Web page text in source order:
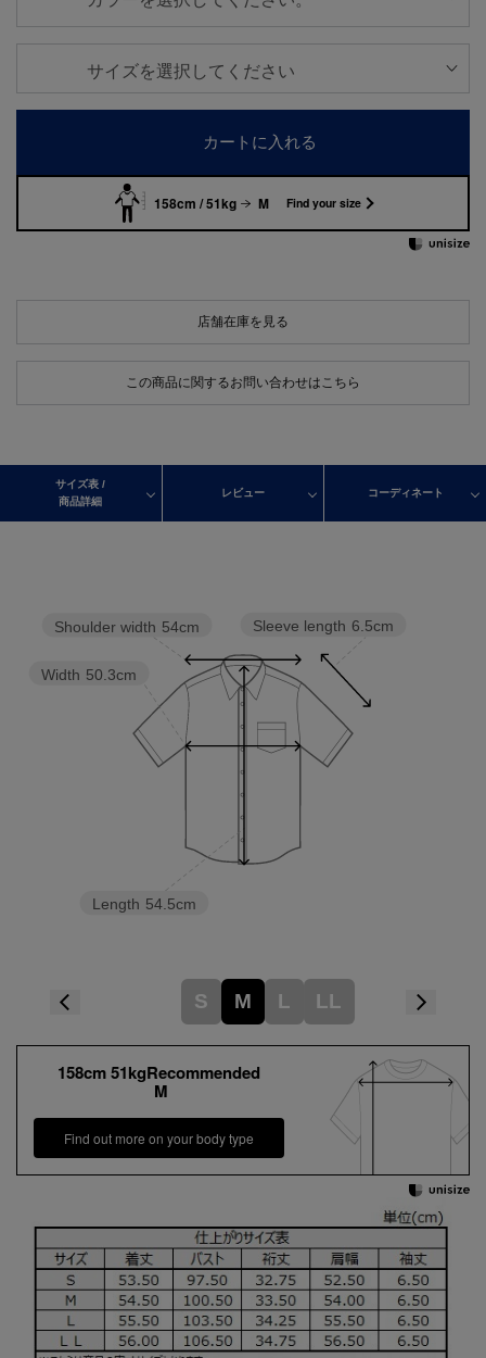
カートに入れる
158cm / 51kg M Find your size
店舗在庫を見る
この商品に関するお問い合わせはこちら
サイズ表 /
商品詳細
レビュー コーディネート
Sleeve length 6.5cm
Length 54.5cm
Width 50.3cm
Shoulder width 54cm
S M L LL
158cm 51kgRecommended
M
Find out more on your body type